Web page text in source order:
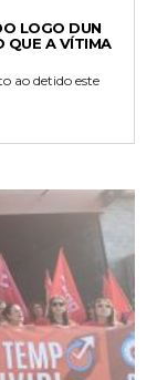
LOGO DUN
QUE A VÍTIMA
ao detido este